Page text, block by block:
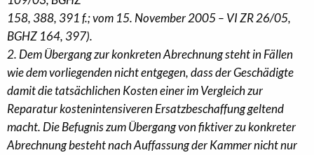
158, 388, 391 f.; vom 15. November 2005 – VI ZR 26/05,
BGHZ 164, 397).
2. Dem Übergang zur konkreten Abrechnung steht in Fällen
wie dem vorliegenden nicht entgegen, dass der Geschädigte
damit die tatsächlichen Kosten einer im Vergleich zur
Reparatur kostenintensiveren Ersatzbeschaffung geltend
macht. Die Befugnis zum Übergang von fiktiver zu konkreter
Abrechnung besteht nach Auffassung der Kammer nicht nur